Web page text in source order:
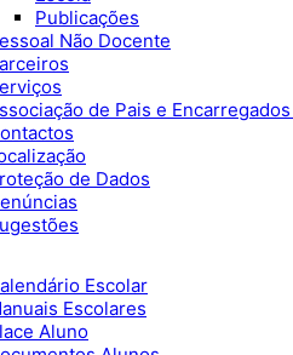
Publicações
Não Docente
de Pais e
de Dados
Escolar
Escolares
Aluno